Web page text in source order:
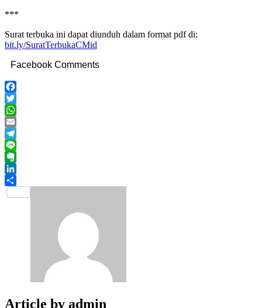
***
Surat terbuka ini dapat diunduh dalam format pdf di:
bit.ly/SuratTerbukaCMid
Facebook Comments
Facebook
Twitter
WhatsApp
Email
Telegram
Line
Evernote
LinkedIn
Article by admin